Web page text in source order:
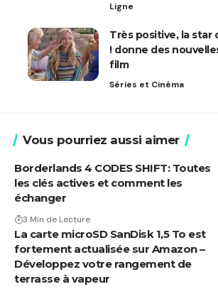
Ligne
Très positive, la star
! donne des
film
Séries et Cinéma
Vous pourriez aussi aimer
Borderlands 4 CODES SHIFT: Toutes
les clés actives et comment les
échanger
3 Min de Lecture
La carte microSD SanDisk 1,5 To est
fortement actualisée sur Amazon –
Développez votre rangement de
terrasse à vapeur